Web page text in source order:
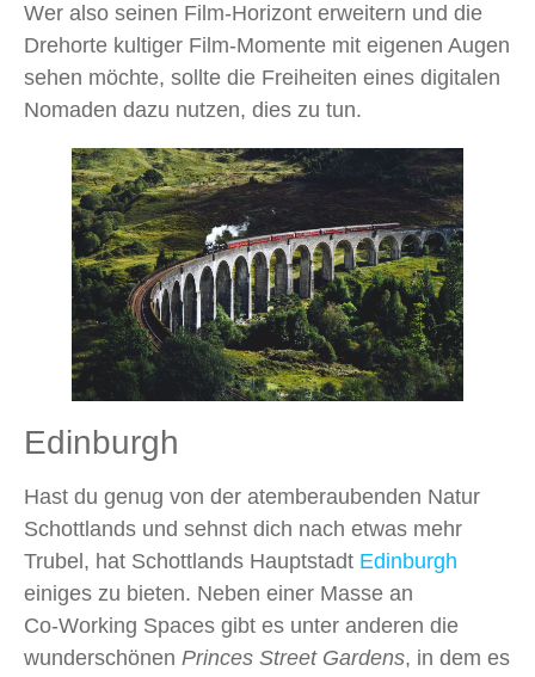
Wer also seinen Film-Horizont erweitern und die
Drehorte kultiger Film-Momente mit eigenen Augen
sehen möchte, sollte die Freiheiten eines digitalen
Nomaden dazu nutzen, dies zu tun.
Edinburgh
Hast du genug von der atemberaubenden Natur
Schottlands und sehnst dich nach etwas mehr
Trubel, hat Schottlands Hauptstadt Edinburgh
einiges zu bieten. Neben einer Masse an
Co‑Working Spaces gibt es unter anderen die
wunderschönen Princes Street Gardens, in dem es